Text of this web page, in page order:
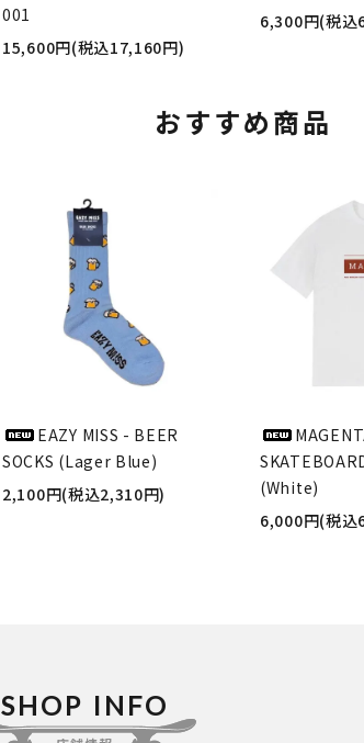
001
15,600円(税込17,160円)
6,300円(税込
おすすめ商品
EAZY MISS - BEER
SOCKS (Lager Blue)
2,100円(税込2,310円)
(White)
6,000円(税込
SHOP INFO